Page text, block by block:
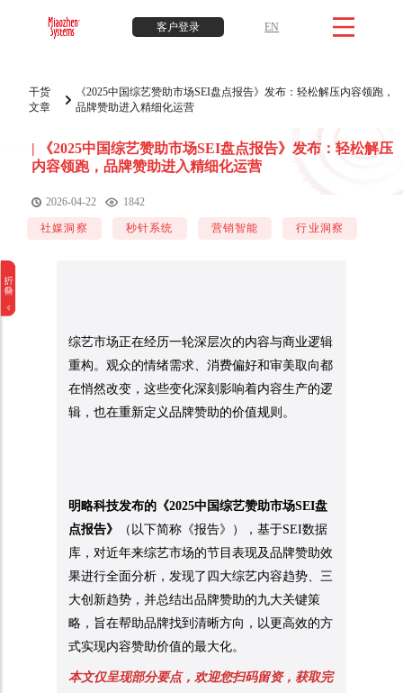
客户登录 EN
干货
文章
《2025中国综艺赞助市场SEI盘点报告》发布：轻松解压内容领跑，
品牌赞助进入精细化运营
| 《2025中国综艺赞助市场SEI盘点报告》发布：轻松解压
内容领跑，品牌赞助进入精细化运营
2026-04-22 1842
社媒洞察 秒针系统 营销智能 行业洞察
综艺市场正在经历一轮深层次的内容与商业逻辑
重构。观众的情绪需求、消费偏好和审美取向都
在悄然改变，这些变化深刻影响着内容生产的逻
辑，也在重新定义品牌赞助的价值规则。
明略科技发布的《2025中国综艺赞助市场SEI盘
点报告》
（以下简称《报告》），基于SEI数据
库，对近年来综艺市场的节目表现及品牌赞助效
果进行全面分析，发现了四大综艺内容趋势、三
大创新趋势，并总结出品牌赞助的九大关键策
略，旨在帮助品牌找到清晰方向，以更高效的方
式实现内容赞助价值的最大化。
本文仅呈现部分要点，欢迎您扫码留资，获取完